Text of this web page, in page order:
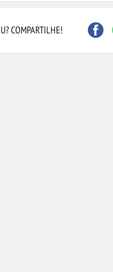
Contagem
Joinville
COMPARTILHE!